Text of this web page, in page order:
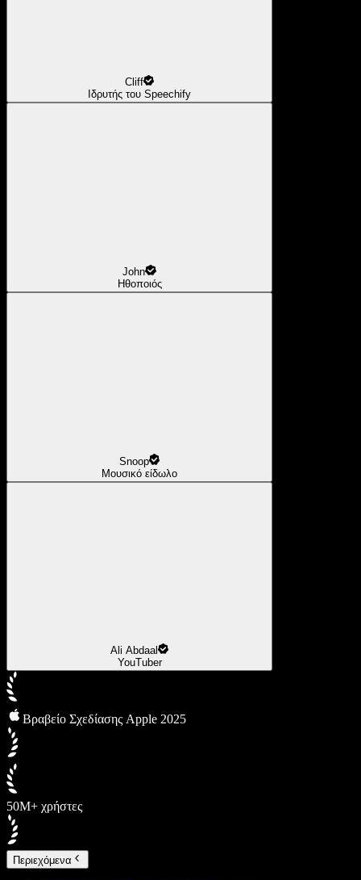
Cliff
Ιδρυτής του Speechify
John
Ηθοποιός
Snoop
Μουσικό είδωλο
Ali Abdaal
YouTuber
Βραβείο Σχεδίασης Apple 2025
50M+ χρήστες
Περιεχόμενα